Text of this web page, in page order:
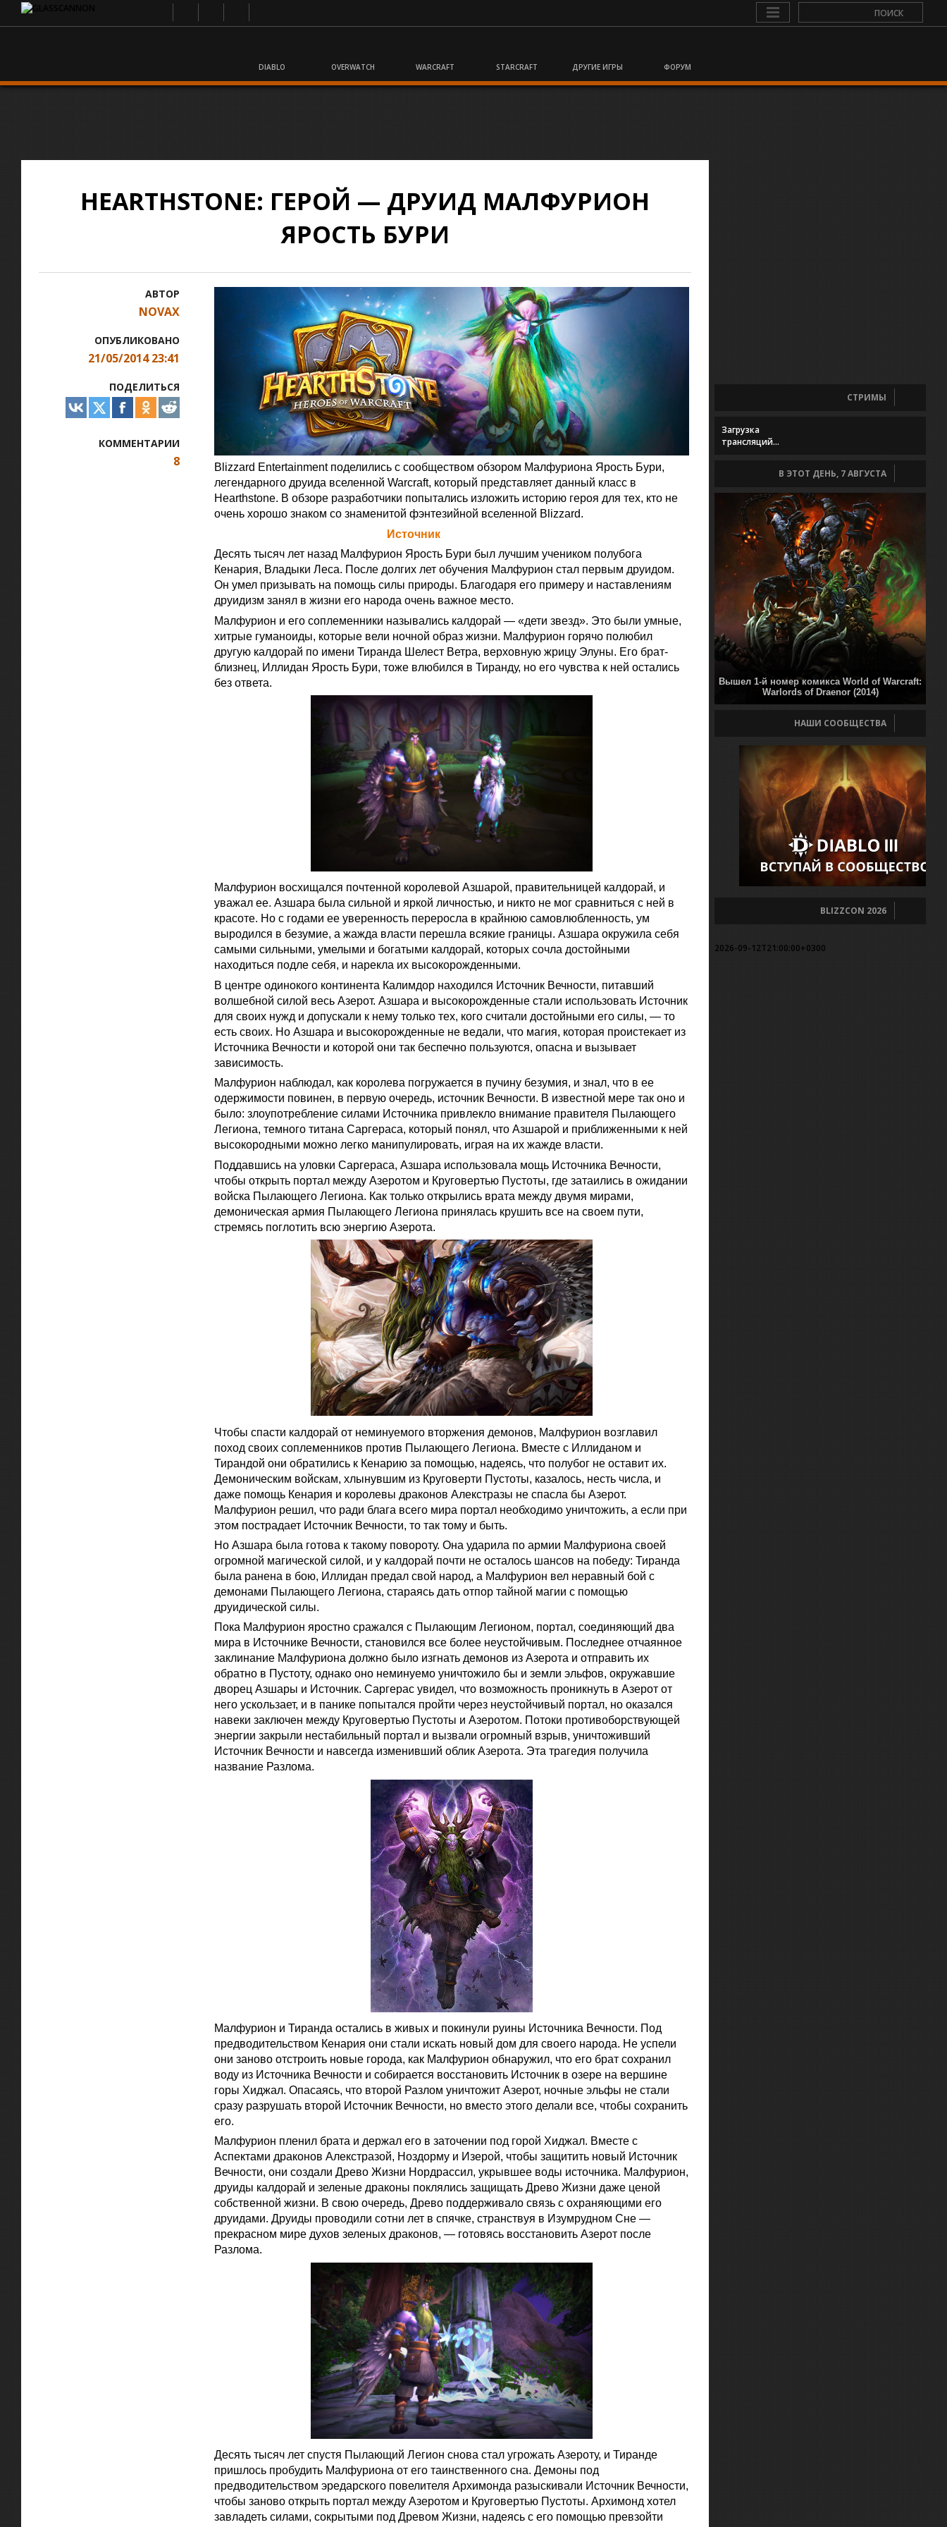
DIABLO OVERWATCH WARCRAFT STARCRAFT ДРУГИЕ ИГРЫ ФОРУМ
HEARTHSTONE: ГЕРОЙ — ДРУИД МАЛФУРИОН
ЯРОСТЬ БУРИ
АВТОР
NOVAX
ОПУБЛИКОВАНО
21/05/2014 23:41
ПОДЕЛИТЬСЯ
КОММЕНТАРИИ
8
Blizzard Entertainment поделились с сообществом обзором Малфуриона Ярость Бури,
легендарного друида вселенной Warcraft, который представляет данный класс в
Hearthstone. В обзоре разработчики попытались изложить историю героя для тех, кто не
очень хорошо знаком со знаменитой фэнтезийной вселенной Blizzard.
Источник
Десять тысяч лет назад Малфурион Ярость Бури был лучшим учеником полубога
Кенария, Владыки Леса. После долгих лет обучения Малфурион стал первым друидом.
Он умел призывать на помощь силы природы. Благодаря его примеру и наставлениям
друидизм занял в жизни его народа очень важное место.
Малфурион и его соплеменники назывались калдорай — «дети звезд». Это были умные,
хитрые гуманоиды, которые вели ночной образ жизни. Малфурион горячо полюбил
другую калдорай по имени Тиранда Шелест Ветра, верховную жрицу Элуны. Его брат-
близнец, Иллидан Ярость Бури, тоже влюбился в Тиранду, но его чувства к ней остались
без ответа.
Малфурион восхищался почтенной королевой Азшарой, правительницей калдорай, и
уважал ее. Азшара была сильной и яркой личностью, и никто не мог сравниться с ней в
красоте. Но с годами ее уверенность переросла в крайнюю самовлюбленность, ум
выродился в безумие, а жажда власти перешла всякие границы. Азшара окружила себя
самыми сильными, умелыми и богатыми калдорай, которых сочла достойными
находиться подле себя, и нарекла их высокорожденными.
В центре одинокого континента Калимдор находился Источник Вечности, питавший
волшебной силой весь Азерот. Азшара и высокорожденные стали использовать Источник
для своих нужд и допускали к нему только тех, кого считали достойными его силы, — то
есть своих. Но Азшара и высокорожденные не ведали, что магия, которая проистекает из
Источника Вечности и которой они так беспечно пользуются, опасна и вызывает
зависимость.
Малфурион наблюдал, как королева погружается в пучину безумия, и знал, что в ее
одержимости повинен, в первую очередь, источник Вечности. В известной мере так оно и
было: злоупотребление силами Источника привлекло внимание правителя Пылающего
Легиона, темного титана Саргераса, который понял, что Азшарой и приближенными к ней
высокородными можно легко манипулировать, играя на их жажде власти.
Поддавшись на уловки Саргераса, Азшара использовала мощь Источника Вечности,
чтобы открыть портал между Азеротом и Круговертью Пустоты, где затаились в ожидании
войска Пылающего Легиона. Как только открылись врата между двумя мирами,
демоническая армия Пылающего Легиона принялась крушить все на своем пути,
стремясь поглотить всю энергию Азерота.
Чтобы спасти калдорай от неминуемого вторжения демонов, Малфурион возглавил
поход своих соплеменников против Пылающего Легиона. Вместе с Иллиданом и
Тирандой они обратились к Кенарию за помощью, надеясь, что полубог не оставит их.
Демоническим войскам, хлынувшим из Круговерти Пустоты, казалось, несть числа, и
даже помощь Кенария и королевы драконов Алекстразы не спасла бы Азерот.
Малфурион решил, что ради блага всего мира портал необходимо уничтожить, а если при
этом пострадает Источник Вечности, то так тому и быть.
Но Азшара была готова к такому повороту. Она ударила по армии Малфуриона своей
огромной магической силой, и у калдорай почти не осталось шансов на победу: Тиранда
была ранена в бою, Иллидан предал свой народ, а Малфурион вел неравный бой с
демонами Пылающего Легиона, стараясь дать отпор тайной магии с помощью
друидической силы.
Пока Малфурион яростно сражался с Пылающим Легионом, портал, соединяющий два
мира в Источнике Вечности, становился все более неустойчивым. Последнее отчаянное
заклинание Малфуриона должно было изгнать демонов из Азерота и отправить их
обратно в Пустоту, однако оно неминуемо уничтожило бы и земли эльфов, окружавшие
дворец Азшары и Источник. Саргерас увидел, что возможность проникнуть в Азерот от
него ускользает, и в панике попытался пройти через неустойчивый портал, но оказался
навеки заключен между Круговертью Пустоты и Азеротом. Потоки противоборствующей
энергии закрыли нестабильный портал и вызвали огромный взрыв, уничтоживший
Источник Вечности и навсегда изменивший облик Азерота. Эта трагедия получила
название Разлома.
Малфурион и Тиранда остались в живых и покинули руины Источника Вечности. Под
предводительством Кенария они стали искать новый дом для своего народа. Не успели
они заново отстроить новые города, как Малфурион обнаружил, что его брат сохранил
воду из Источника Вечности и собирается восстановить Источник в озере на вершине
горы Хиджал. Опасаясь, что второй Разлом уничтожит Азерот, ночные эльфы не стали
сразу разрушать второй Источник Вечности, но вместо этого делали все, чтобы сохранить
его.
Малфурион пленил брата и держал его в заточении под горой Хиджал. Вместе с
Аспектами драконов Алекстразой, Ноздорму и Изерой, чтобы защитить новый Источник
Вечности, они создали Древо Жизни Нордрассил, укрывшее воды источника. Малфурион,
друиды калдорай и зеленые драконы поклялись защищать Древо Жизни даже ценой
собственной жизни. В свою очередь, Древо поддерживало связь с охраняющими его
друидами. Друиды проводили сотни лет в спячке, странствуя в Изумрудном Сне —
прекрасном мире духов зеленых драконов, — готовясь восстановить Азерот после
Разлома.
Десять тысяч лет спустя Пылающий Легион снова стал угрожать Азероту, и Тиранде
пришлось пробудить Малфуриона от его таинственного сна. Демоны под
предводительством эредарского повелителя Архимонда разыскивали Источник Вечности,
чтобы заново открыть портал между Азеротом и Круговертью Пустоты. Архимонд хотел
завладеть силами, сокрытыми под Древом Жизни, надеясь с его помощью превзойти
СТРИМЫ
Загрузка
трансляций...
В ЭТОТ ДЕНЬ, 7 АВГУСТА
Вышел 1-й номер комикса World of Warcraft:
Warlords of Draenor (2014)
НАШИ СООБЩЕСТВА
BLIZZCON 2026
2026-09-12T21:00:00+0300